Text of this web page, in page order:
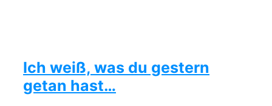
Ich weiß, was du gestern
getan hast…